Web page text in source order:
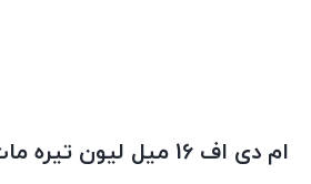
ام دی اف 16 میل لیون تیره مات کد 3312